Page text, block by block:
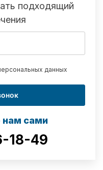
подходящий
данных
нам сами
18-49